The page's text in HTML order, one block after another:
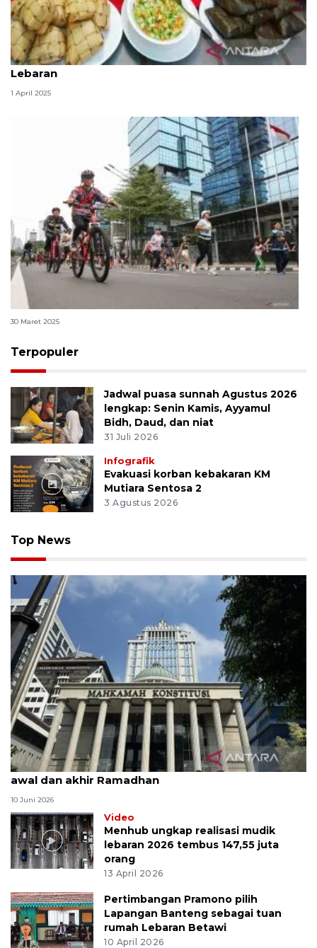
Dosen Unair bagikan tips pola makan sehat selama
Lebaran
1 April 2025
Kiat menjaga kesehatan setelah puasa Ramadhan
30 Maret 2025
Terpopuler
Jadwal puasa sunnah Agustus 2026
lengkap: Senin Kamis, Ayyamul
Bidh, Daud, dan niat
31 Juli 2026
Infografik
Evakuasi korban kebakaran KM
Mutiara Sentosa 2
3 Agustus 2026
Top News
MK uji materi UU Peradilan Agama perihal isbat
awal dan akhir Ramadhan
10 Juni 2026
Video
Menhub ungkap realisasi mudik
lebaran 2026 tembus 147,55 juta
orang
13 April 2026
Pertimbangan Pramono pilih
Lapangan Banteng sebagai tuan
rumah Lebaran Betawi
10 April 2026